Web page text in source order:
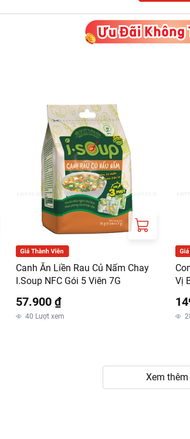
Canh Ăn Liền Rau Củ Nấm Chay
I.Soup NFC Gói 5 Viên 7G
57.900 ₫
40 Lượt xem
Vị
Xem thêm